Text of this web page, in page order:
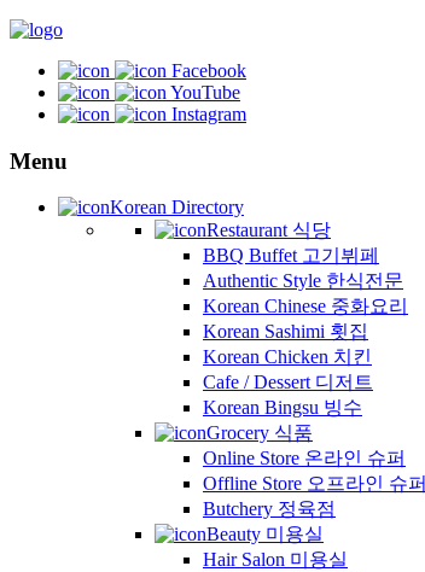
Facebook
YouTube
Instagram
Menu
Korean Directory
Restaurant 식당
BBQ Buffet 고기뷔페
Authentic Style 한식전문
Korean Chinese 중화요리
Korean Sashimi 횟집
Korean Chicken 치킨
Cafe / Dessert 디저트
Korean Bingsu 빙수
Grocery 식품
Online Store 온라인 슈퍼
Offline Store 오프라인 슈퍼
Butchery 정육점
Beauty 미용실
Hair Salon 미용실